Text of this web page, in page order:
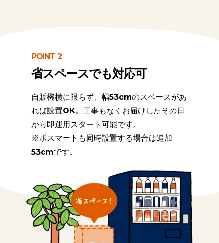
POINT 2
省スペースでも対応可
自販機横に限らず、幅53cmのスペースがあ
れば設置OK。工事もなくお届けしたその日
から即運用スタート可能です。
※ボスマートも同時設置する場合は追加
53cmです。